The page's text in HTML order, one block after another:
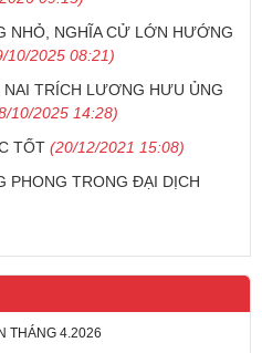
NHỎ, NGHĨA CỬ LỚN HƯỚNG
10/2025 08:21)
TRÍCH LƯƠNG HƯU ỦNG
10/2025 14:28)
TỐT (20/12/2021 15:08)
PHONG TRONG ĐẠI DỊCH
THÁNG 4.2026